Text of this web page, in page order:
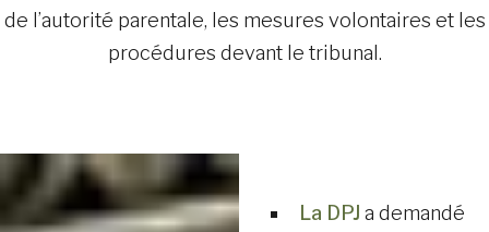
de l’autorité parentale, les mesures volontaires et les
procédures devant le tribunal.
La DPJ a demandé